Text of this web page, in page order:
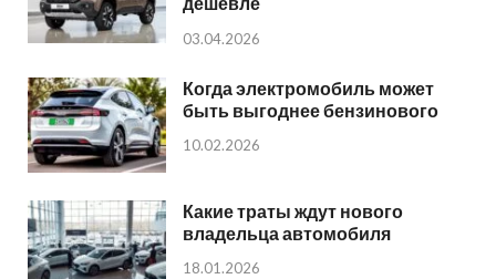
03.04.2026
Когда электромобиль может
быть выгоднее бензинового
10.02.2026
Какие траты ждут нового
владельца автомобиля
18.01.2026